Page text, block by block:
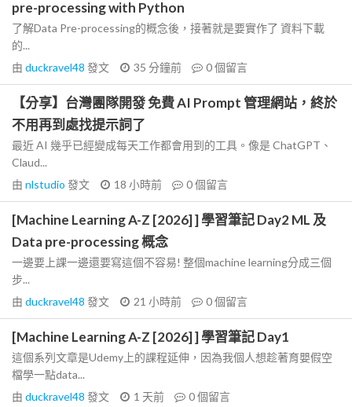
pre-processing with Python
了解Data Pre-processing的概念後，接著就是要實作了 資料下載
的...
由 duckravel48 發文 35 分鐘前 0個留言
【分享】台灣團隊開發 免費 AI Prompt 管理網站，終於
不用再到處找提示詞了
最近 AI 幾乎已經變成每天工作都會用到的工具。像是 ChatGPT、
Claud...
由 nlstudio 發文 18 小時前 0個留言
[Machine Learning A-Z [2026] ] 學習筆記 Day2 ML 及
Data pre-processing 概念
一邊要上課一邊還要寫這個不容易! 整個machine learning分成三個
步...
由 duckravel48 發文 21 小時前 0個留言
[Machine Learning A-Z [2026] ] 學習筆記 Day1
這個系列文章是Udemy上的課程延伸，因為我個人想趁著育嬰假空
檔學一點data...
由 duckravel48 發文 1 天前 0個留言